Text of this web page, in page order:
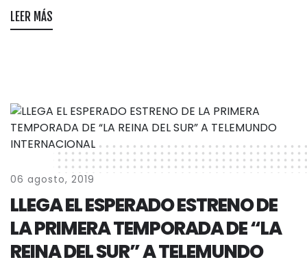
LEER MÁS
06 agosto, 2019
LLEGA EL ESPERADO ESTRENO DE
LA PRIMERA TEMPORADA DE “LA
REINA DEL SUR” A TELEMUNDO